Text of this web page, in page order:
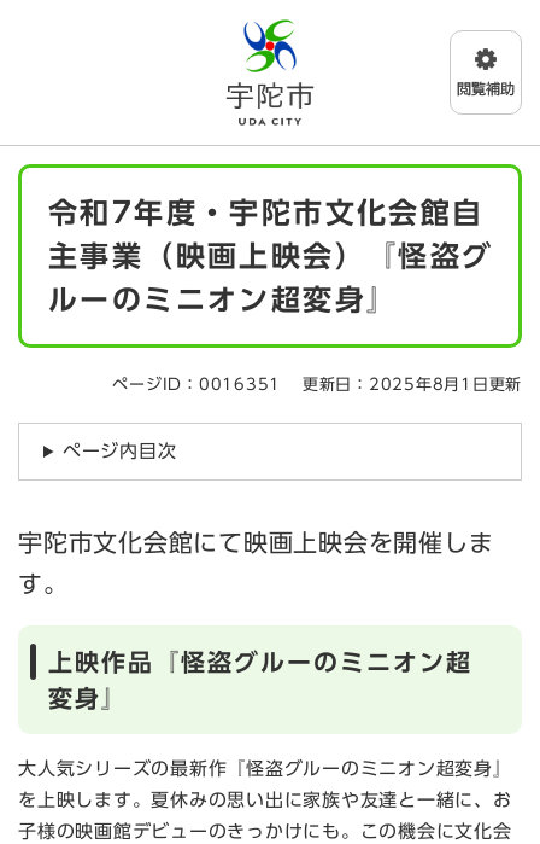
メニューを飛ばして本文へ
本
令和7年度・宇陀市文化会館自
主事業（映画上映会）『怪盗グ
ルーのミニオン超変身』
ページID：0016351 更新日：2025年8月1日更新
ページ内目次
宇陀市文化会館にて映画上映会を開催しま
す。
上映作品『怪盗グルーのミニオン超
変身』
大人気シリーズの最新作『怪盗グルーのミニオン超変身』
を上映します。夏休みの思い出に家族や友達と一緒に、お
子様の映画館デビューのきっかけにも。この機会に文化会